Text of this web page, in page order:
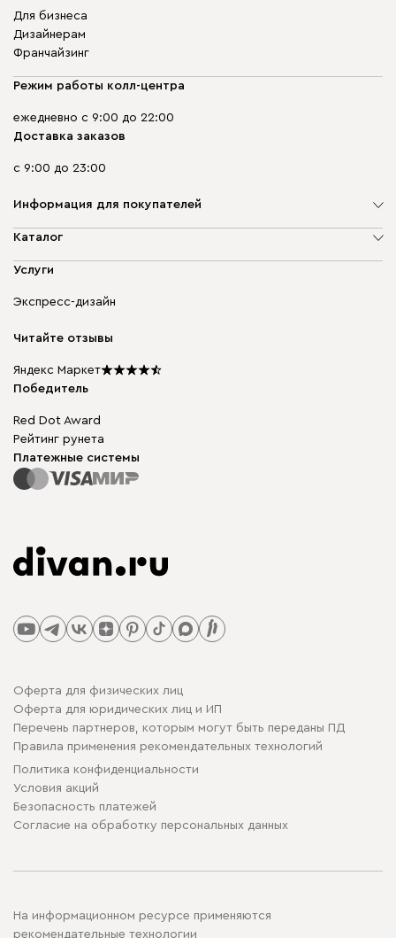
Для бизнеса
Дизайнерам
Франчайзинг
Режим работы колл-центра
ежедневно с 9:00 до 22:00
Доставка заказов
с 9:00 до 23:00
Информация для покупателей
О компании
Доставка и оплата
диван.клуб
Карьера
Подарочные сертификаты
Мы в прессе
Каталог
Мягкая мебель
Бескаркасная мебель
Столы и стулья
Услуги
Экспресс-дизайн
Читайте отзывы
Яндекс Маркет
Победитель
Red Dot Award
Рейтинг рунета
Платежные системы
Оферта для физических лиц
Оферта для юридических лиц и ИП
Перечень партнеров, которым могут быть переданы ПД
Правила применения рекомендательных технологий
Политика конфиденциальности
Условия акций
Безопасность платежей
Cогласие на обработку персональных данных
На информационном ресурсе применяются
рекомендательные технологии